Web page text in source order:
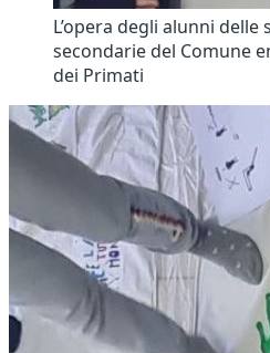
L’opera degli alunni
secondarie del Comune
dei Primati